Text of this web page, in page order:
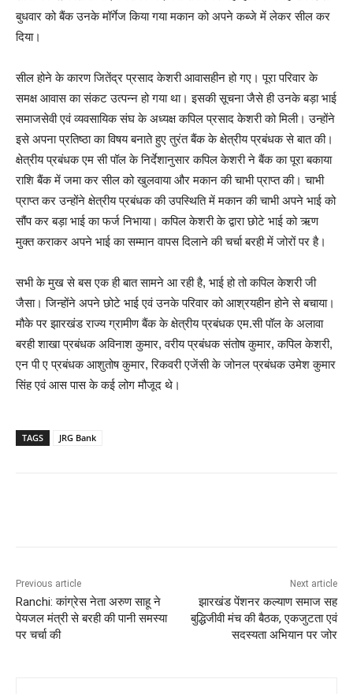
बुधवार को बैंक उनके मॉर्गेज किया गया मकान को अपने कब्जे में लेकर सील कर
दिया।
सील होने के कारण जितेंद्र प्रसाद केशरी आवासहीन हो गए। पूरा परिवार के
समक्ष आवास का संकट उत्पन्न हो गया था। इसकी सूचना जैसे ही उनके बड़ा भाई
समाजसेवी एवं व्यवसायिक संघ के अध्यक्ष कपिल प्रसाद केशरी को मिली। उन्होंने
इसे अपना प्रतिष्ठा का विषय बनाते हुए तुरंत बैंक के क्षेत्रीय प्रबंधक से बात की।
क्षेत्रीय प्रबंधक एम सी पॉल के निर्देशानुसार कपिल केशरी ने बैंक का पूरा बकाया
राशि बैंक में जमा कर सील को खुलवाया और मकान की चाभी प्राप्त की। चाभी
प्राप्त कर उन्होंने क्षेत्रीय प्रबंधक की उपस्थिति में मकान की चाभी अपने भाई को
सौंप कर बड़ा भाई का फर्ज निभाया। कपिल केशरी के द्वारा छोटे भाई को ऋण
मुक्त कराकर अपने भाई का सम्मान वापस दिलाने की चर्चा बरही में जोरों पर है।
सभी के मुख से बस एक ही बात सामने आ रही है, भाई हो तो कपिल केशरी जी
जैसा। जिन्होंने अपने छोटे भाई एवं उनके परिवार को आश्रयहीन होने से बचाया।
मौके पर झारखंड राज्य ग्रामीण बैंक के क्षेत्रीय प्रबंधक एम.सी पॉल के अलावा
बरही शाखा प्रबंधक अविनाश कुमार, वरीय प्रबंधक संतोष कुमार, कपिल केशरी,
एन पी ए प्रबंधक आशुतोष कुमार, रिकवरी एजेंसी के जोनल प्रबंधक उमेश कुमार
सिंह एवं आस पास के कई लोग मौजूद थे।
TAGS JRG Bank
Previous article
Ranchi: कांग्रेस नेता अरुण साहू ने
पेयजल मंत्री से बरही की पानी समस्या
पर चर्चा की
Next article
झारखंड पेंशनर कल्याण समाज सह
बुद्धिजीवी मंच की बैठक, एकजुटता एवं
सदस्यता अभियान पर जोर